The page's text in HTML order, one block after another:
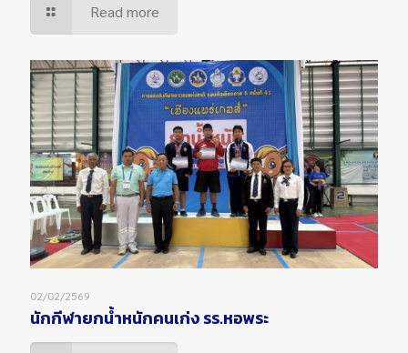
Read more
02/02/2569
นักกีฬายกน้ำหนักคนเก่ง รร.หอพระ